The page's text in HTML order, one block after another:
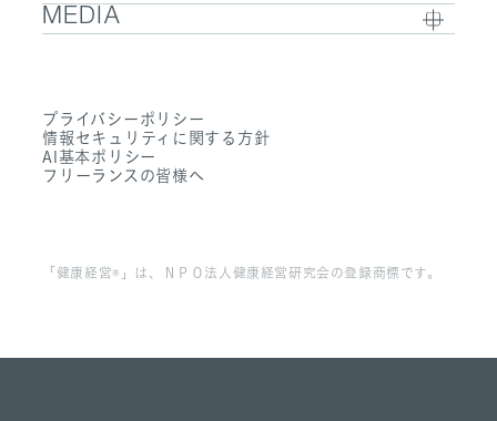
- 数字で見るエムステージグループ
- 社内制度
- 働く環境
- FAQ
MEDIA
- Dr. アルなび
プライバシーポリシー
情報セキュリティに関する方針
AI基本ポリシー
フリーランスの皆様へ
「健康経営®」は、ＮＰＯ法人健康経営研究会の登録商標です。